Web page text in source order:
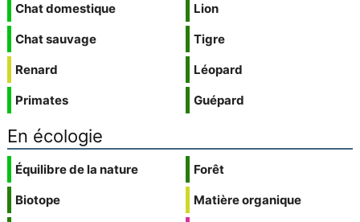
Chat domestique
Chat sauvage
Renard
Primates
Lion
Tigre
Léopard
Guépard
En écologie
Équilibre de la nature
Biotope
Forêt
Matière organique